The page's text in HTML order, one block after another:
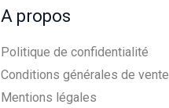
A propos
Politique de confidentialité
Conditions générales de vente
Mentions légales